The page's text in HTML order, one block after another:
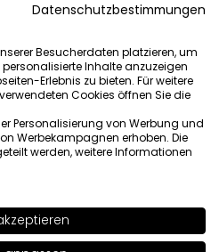
>
Datenschutzbestimmungen
Besucherdaten platzieren, um
personalisierte Inhalte anzuzeigen
Erlebnis zu bieten. Für weitere
Cookies öffnen Sie die
Personalisierung von Werbung und
Werbekampagnen erhoben. Die
werden, weitere Informationen